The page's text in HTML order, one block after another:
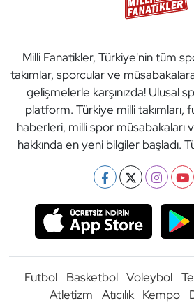
Milli Fanatikler, Türkiye'nin tüm
takımlar, sporcular ve
gelişmelerle karşınızda! Ulusal
platform. Türkiye milli
haberleri, milli spor müsabakaları
hakkında en yeni bilgiler başladı.
Futbol Basketbol Voleybol
Atletizm
Atıcılık Kempo